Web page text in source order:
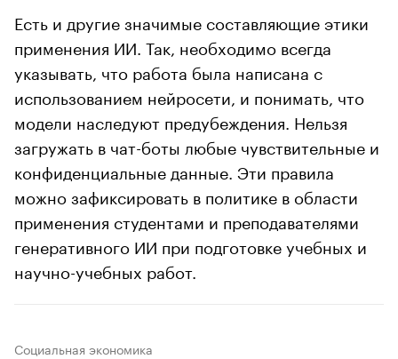
Есть и другие значимые составляющие этики
применения ИИ. Так, необходимо всегда
указывать, что работа была написана с
использованием нейросети, и понимать, что
модели наследуют предубеждения. Нельзя
загружать в чат-боты любые чувствительные и
конфиденциальные данные. Эти правила
можно зафиксировать в политике в области
применения студентами и преподавателями
генеративного ИИ при подготовке учебных и
научно-учебных работ.
Социальная экономика